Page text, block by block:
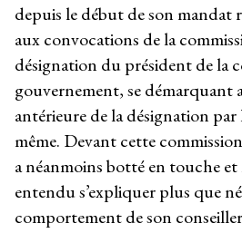
depuis le début de son mandat
aux convocations de la
désignation du président de la
gouvernement, se démarquant
antérieure de la désignation par
même. Devant cette
a néanmoins botté en touche et
entendu s’expliquer plus que
comportement de son